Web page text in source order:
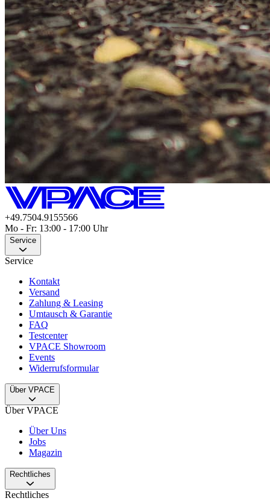
+49.7504.9155566
Mo - Fr: 13:00 - 17:00 Uhr
Service
Service
Kontakt
Versand
Zahlung & Leasing
Umtausch & Garantie
FAQ
Testcenter
VPACE Showroom
Events
Widerrufsformular
Über VPACE
Über VPACE
Über Uns
Jobs
Magazin
Rechtliches
Rechtliches